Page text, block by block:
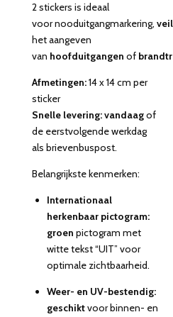
2 stickers is ideaal
voor nooduitgangmarkering,
het aangeven
van hoofduitgangen of
Afmetingen:14 x 14 cm per
sticker
Snelle levering: vandaagof
de eerstvolgende werkdag
als brievenbuspost.
Belangrijkste kenmerken:
Internationaal
herkenbaar pictogram:
groen pictogram met
witte tekst “UIT” voor
optimale zichtbaarheid.
Weer- en UV-bestendig:
geschiktvoor binnen- en